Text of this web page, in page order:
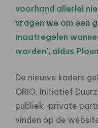
voorhand allerlei
vragen we om een
maatregelen
worden’, aldus
De nieuwe kaders
ORIO, Initiatief
publiek-private
vinden op de